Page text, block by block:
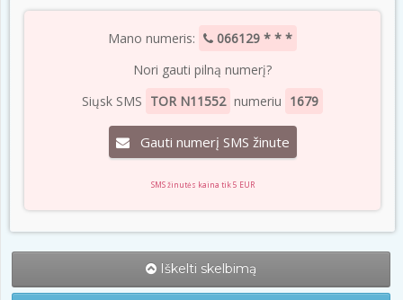
Mano numeris:
066129 * * *
Nori gauti pilną numerį?
Siųsk SMS TOR N11552 numeriu 1679
Gauti numerį SMS žinute
SMS žinutės kaina tik 5 EUR
Iškelti skelbimą